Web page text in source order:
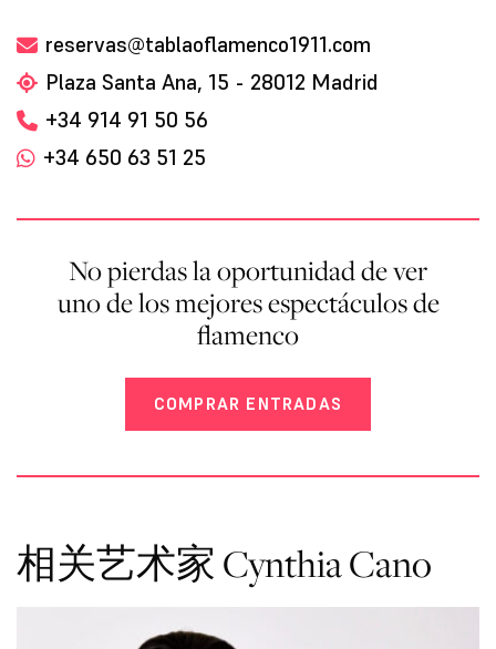
reservas@tablaoflamenco1911.com
Plaza Santa Ana, 15 - 28012 Madrid
+34 914 91 50 56
+34 650 63 51 25
No pierdas la oportunidad de ver
uno de los mejores espectáculos de
flamenco
COMPRAR ENTRADAS
相关艺术家 Cynthia Cano